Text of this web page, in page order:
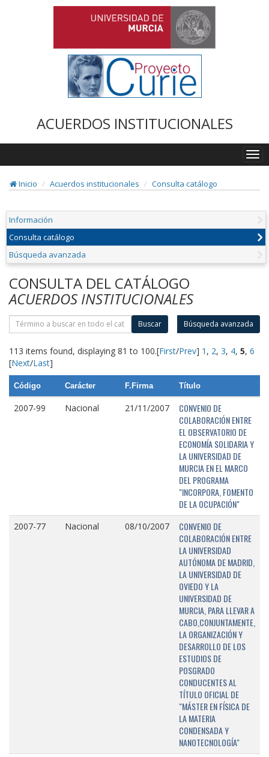
ACUERDOS INSTITUCIONALES
Inicio
Acuerdos institucionales Consulta catálogo
Información
Consulta catálogo
Búsqueda avanzada
CONSULTA DEL CATÁLOGO
ACUERDOS INSTITUCIONALES
Buscar Búsqueda avanzada
113 items found, displaying 81 to 100.[First/Prev] 1 , 2, 3, 4, 5, 6
[Next/Last]
Código Carácter F.Firma Título
2007-99 Nacional 21/11/2007
CONVENIO DE
COLABORACIÓN ENTRE
EL OBSERVATORIO DE
ECONOMÍA SOLIDARIA Y
LA UNIVERSIDAD DE
MURCIA EN EL MARCO
DEL PROGRAMA
"INCORPORA, FOMENTO
DE LA OCUPACIÓN"
2007-77 Nacional 08/10/2007
CONVENIO DE
COLABORACIÓN ENTRE
LA UNIVERSIDAD
AUTÓNOMA DE MADRID,
LA UNIVERSIDAD DE
OVIEDO Y LA
UNIVERSIDAD DE
MURCIA, PARA LLEVAR A
CABO,CONJUNTAMENTE,
LA ORGANIZACIÓN Y
DESARROLLO DE LOS
ESTUDIOS DE
POSGRADO
CONDUCENTES AL
TÍTULO OFICIAL DE
"MÁSTER EN FÍSICA DE
LA MATERIA
CONDENSADA Y
NANOTECNOLOGÍA"